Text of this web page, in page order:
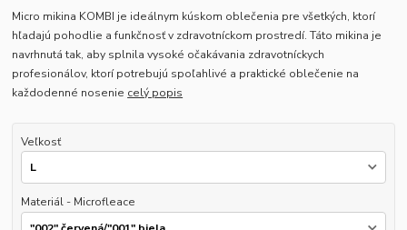
Micro mikina KOMBI je ideálnym kúskom oblečenia pre všetkých, ktorí
hľadajú pohodlie a funkčnosť v zdravotníckom prostredí. Táto mikina je
navrhnutá tak, aby splnila vysoké očakávania zdravotníckych
profesionálov, ktorí potrebujú spoľahlivé a praktické oblečenie na
každodenné nosenie celý popis
Veľkosť
Materiál - Microfleace